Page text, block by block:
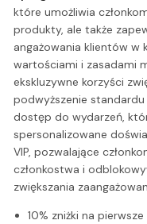
które umożliwia
produkty, ale także
angażowania klientów w
wartościami i zasadami
ekskluzywne korzyści
podwyższenie
dostęp do wydarzeń,
spersonalizowane
VIP, pozwalające
członkostwa i
zwiększania
10% zniżki na